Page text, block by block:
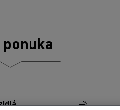
ponuka